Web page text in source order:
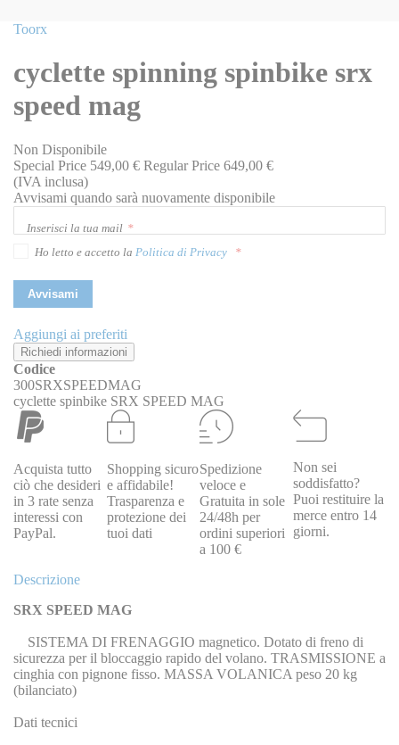
Vai
galleria
immagini
Toorx
cyclette spinning spinbike srx
speed mag
Non Disponibile
Special Price 549,00 € Regular Price 649,00 €
(IVA inclusa)
Avvisami quando sarà nuovamente disponibile
Inserisci la tua mail
Ho letto e accetto la Politica di Privacy
Avvisami
Aggiungi ai preferiti
Richiedi informazioni
Codice
300SRXSPEEDMAG
cyclette spinbike SRX SPEED MAG
Acquista tutto
ciò che desideri
in 3 rate senza
interessi con
PayPal.
Shopping sicuro
e affidabile!
Trasparenza e
protezione dei
tuoi dati
Spedizione
veloce e
Gratuita in sole
24/48h per
ordini superiori
a 100 €
Non sei
soddisfatto?
Puoi restituire la
merce entro 14
giorni.
Descrizione
SRX SPEED MAG
SISTEMA DI FRENAGGIO magnetico. Dotato di freno di
sicurezza per il bloccaggio rapido del volano. TRASMISSIONE a
cinghia con pignone fisso. MASSA VOLANICA peso 20 kg
(bilanciato)
Dati tecnici